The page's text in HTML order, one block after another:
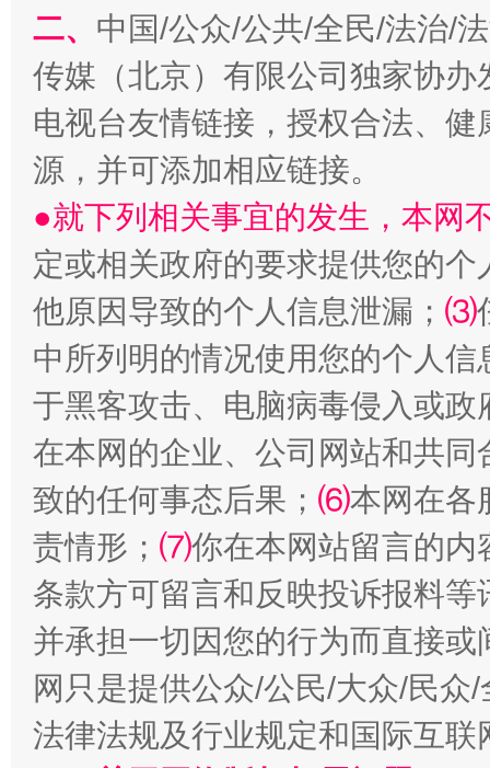
揭批美国五大"原罪" "炒
二、 中国/公众/公共/全民/法治/
传媒（北京）有限公司独家协
电视台友情链接，授权合法、
源，并可添加相应链接。
●就下列相关事宜的发生，本网
定或相关政府的要求提供您的个
他原因导致的个人信息泄漏； ⑶
中所列明的情况使用您的个人
于黑客攻击、电脑病毒侵入或
在本网的企业、公司网站和共
致的任何事态后果； ⑹本网在各
责情形； ⑺你在本网站留言的内
条款方可留言和反映投诉报料
并承担一切因您的行为而直接
网只是提供公众/公民/大众/民
法律法规及行业规定和国际互